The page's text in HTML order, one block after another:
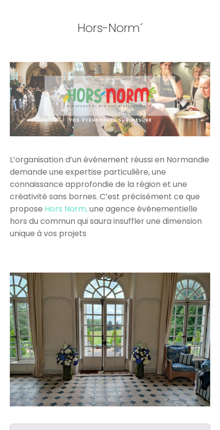
Hors-Norm´
L’organisation d’un événement réussi en Normandie
demande une expertise particulière, une
connaissance approfondie de la région et une
créativité sans bornes. C’est précisément ce que
propose Hors Norm,une agence événementielle
hors du commun qui saura insuffler une dimension
unique à vos projets